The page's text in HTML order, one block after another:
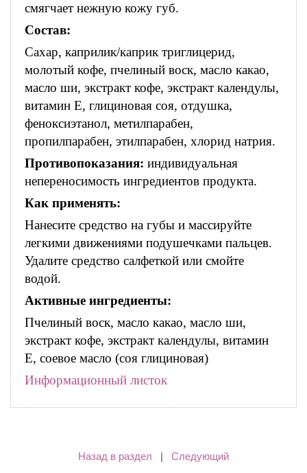
смягчает нежную кожу губ.
Состав:
Сахар, каприлик/каприк триглицерид,
молотый кофе, пчелиный воск, масло какао,
масло ши, экстракт кофе, экстракт календулы,
витамин Е, глициновая соя, отдушка,
феноксиэтанол, метилпарабен,
пропилпарабен, этилпарабен, хлорид натрия.
Противопоказания: индивидуальная
непереносимость ингредиентов продукта.
Как применять:
Нанесите средство на губы и массируйте
легкими движениями подушечками пальцев.
Удалите средство салфеткой или смойте
водой.
Активные ингредиенты:
Пчелиный воск, масло какао, масло ши,
экстракт кофе, экстракт календулы, витамин
Е, соевое масло (соя глициновая)
Информационный листок
Назад в раздел | Следующий